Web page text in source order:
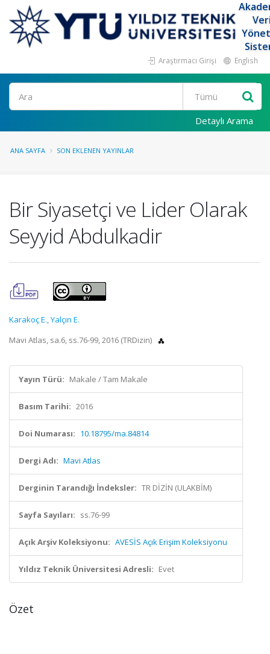
Araştırmacı Girişi English
Ara
Detaylı Arama
ANA SAYFA SON EKLENEN YAYINLAR
Bir Siyasetçi ve Lider Olarak
Seyyid Abdulkadir
Karakoç E.,Yalçın E.
Mavi Atlas, sa.6, ss.76-99, 2016 (TRDizin)
Yayın Türü: Makale / Tam Makale
Basım Tarihi: 2016
Doi Numarası: 10.18795/ma.84814
Dergi Adı: Mavi Atlas
Derginin Tarandığı İndeksler: TR DİZİN (ULAKBİM)
Sayfa Sayıları: ss.76-99
Açık Arşiv Koleksiyonu: AVESİS Açık Erişim Koleksiyonu
Yıldız Teknik Üniversitesi Adresli: Evet
Özet